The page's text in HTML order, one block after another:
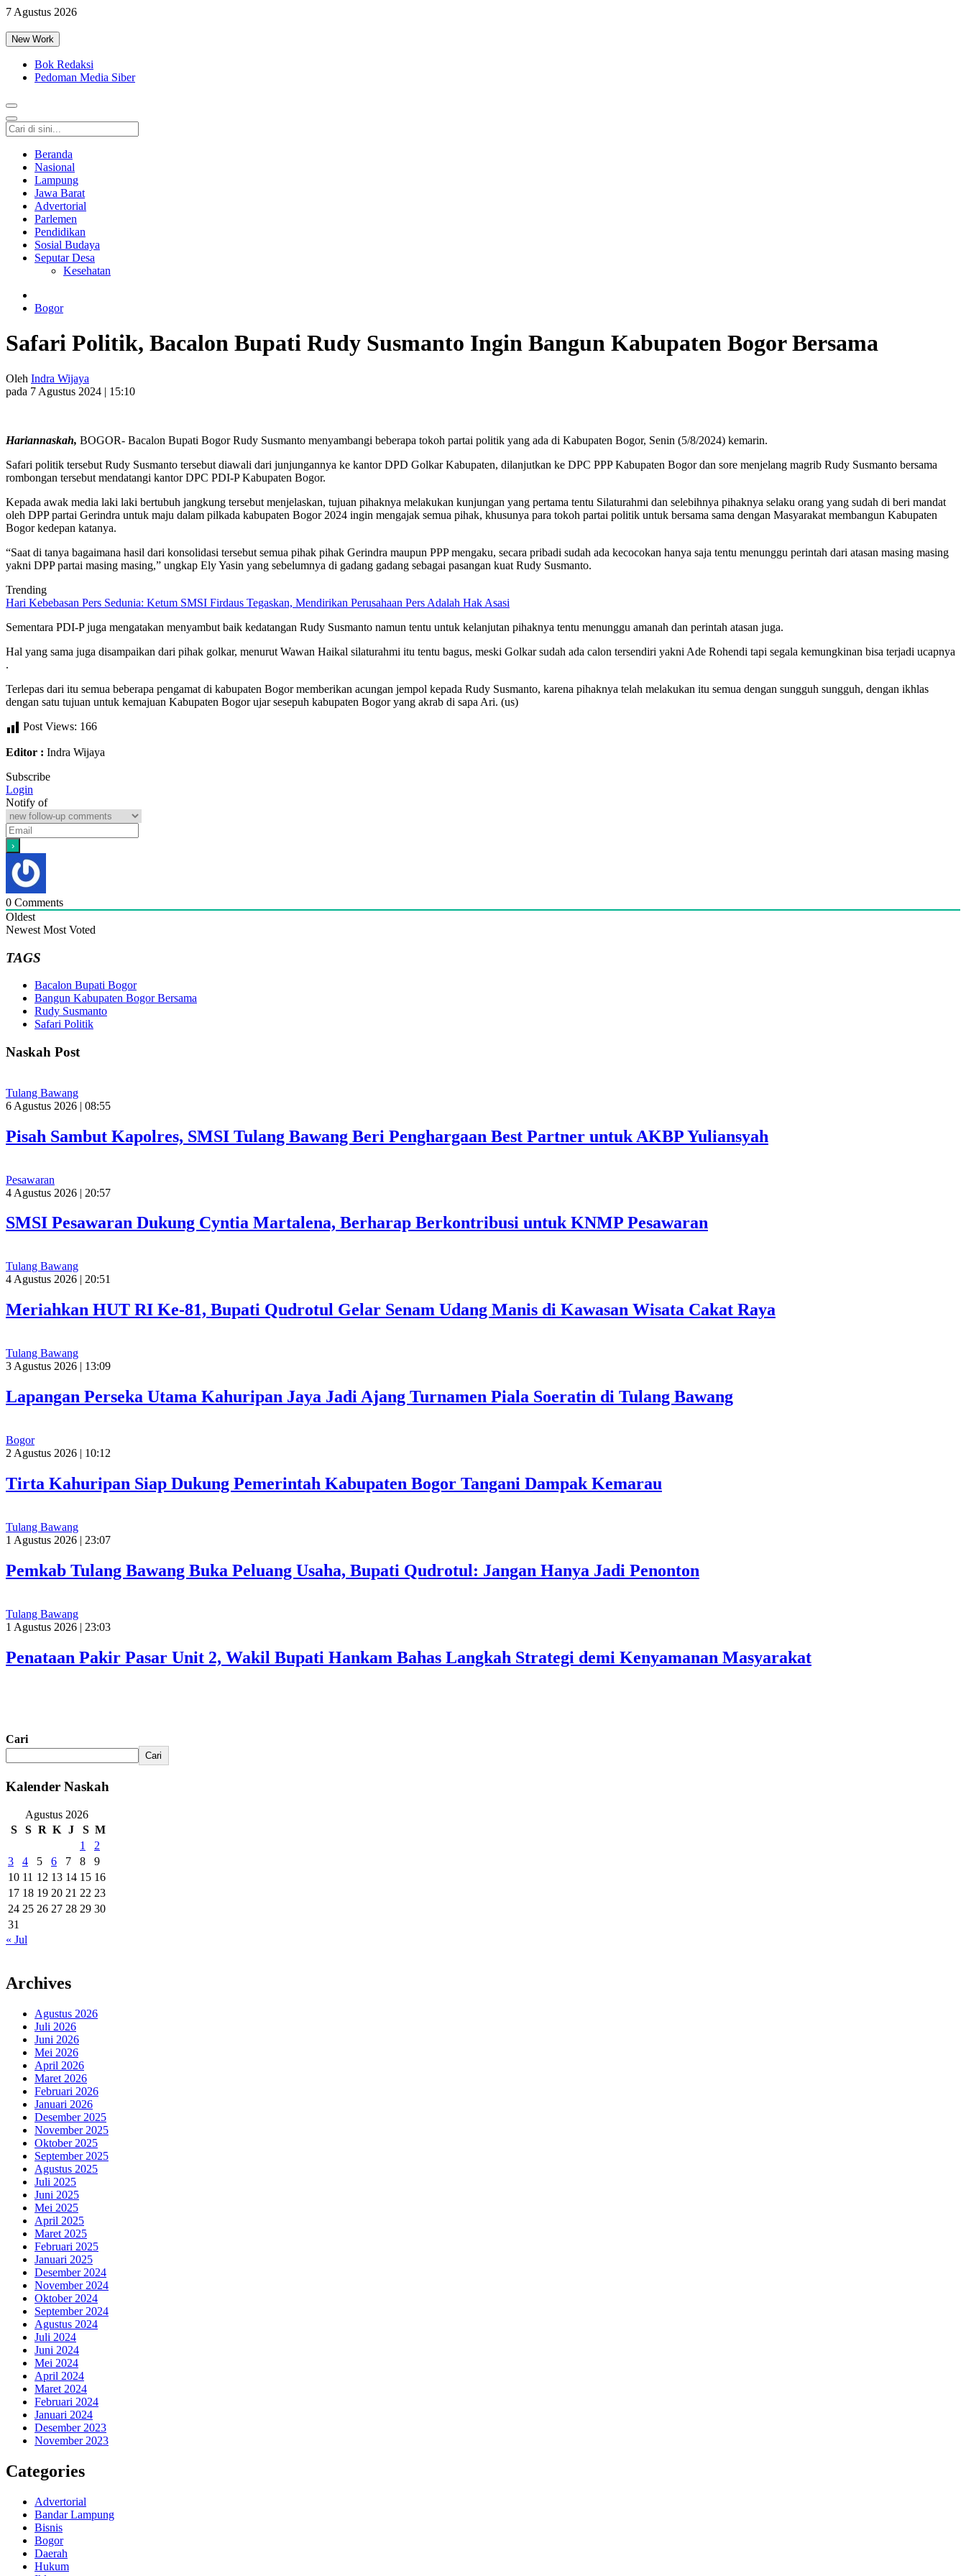
7 Agustus 2026
New Work
Bok Redaksi
Pedoman Media Siber
Beranda
Nasional
Lampung
Jawa Barat
Advertorial
Parlemen
Pendidikan
Sosial Budaya
Seputar Desa
Kesehatan
Bogor
Safari Politik, Bacalon Bupati Rudy Susmanto Ingin Bangun Kabupaten Bogor Bersama
Oleh Indra Wijaya
pada 7 Agustus 2024 | 15:10
Hariannaskah, BOGOR- Bacalon Bupati Bogor Rudy Susmanto menyambangi beberapa tokoh partai politik yang ada di Kabupaten Bogor, Senin (5/8/2024) kemarin.
Safari politik tersebut Rudy Susmanto tersebut diawali dari junjungannya ke kantor DPD Golkar Kabupaten, dilanjutkan ke DPC PPP Kabupaten Bogor dan sore menjelang magrib Rudy Susmanto bersama
rombongan tersebut mendatangi kantor DPC PDI-P Kabupaten Bogor.
Kepada awak media laki laki bertubuh jangkung tersebut menjelaskan, tujuan pihaknya melakukan kunjungan yang pertama tentu Silaturahmi dan selebihnya pihaknya selaku orang yang sudah di beri mandat
oleh DPP partai Gerindra untuk maju dalam pilkada kabupaten Bogor 2024 ingin mengajak semua pihak, khusunya para tokoh partai politik untuk bersama sama dengan Masyarakat membangun Kabupaten
Bogor kedepan katanya.
“Saat di tanya bagaimana hasil dari konsolidasi tersebut semua pihak pihak Gerindra maupun PPP mengaku, secara pribadi sudah ada kecocokan hanya saja tentu menunggu perintah dari atasan masing masing
yakni DPP partai masing masing,” ungkap Ely Yasin yang sebelumnya di gadang gadang sebagai pasangan kuat Rudy Susmanto.
Trending
Hari Kebebasan Pers Sedunia: Ketum SMSI Firdaus Tegaskan, Mendirikan Perusahaan Pers Adalah Hak Asasi
Sementara PDI-P juga mengatakan menyambut baik kedatangan Rudy Susmanto namun tentu untuk kelanjutan pihaknya tentu menunggu amanah dan perintah atasan juga.
Hal yang sama juga disampaikan dari pihak golkar, menurut Wawan Haikal silaturahmi itu tentu bagus, meski Golkar sudah ada calon tersendiri yakni Ade Rohendi tapi segala kemungkinan bisa terjadi ucapnya
.
Terlepas dari itu semua beberapa pengamat di kabupaten Bogor memberikan acungan jempol kepada Rudy Susmanto, karena pihaknya telah melakukan itu semua dengan sungguh sungguh, dengan ikhlas
dengan satu tujuan untuk kemajuan Kabupaten Bogor ujar sesepuh kabupaten Bogor yang akrab di sapa Ari. (us)
Post Views: 166
Editor : Indra Wijaya
Subscribe
Login
Notify of
0 Comments
Oldest
Newest Most Voted
TAGS
Bacalon Bupati Bogor
Bangun Kabupaten Bogor Bersama
Rudy Susmanto
Safari Politik
Naskah Post
Tulang Bawang
6 Agustus 2026 | 08:55
Pisah Sambut Kapolres, SMSI Tulang Bawang Beri Penghargaan Best Partner untuk AKBP Yuliansyah
Pesawaran
4 Agustus 2026 | 20:57
SMSI Pesawaran Dukung Cyntia Martalena, Berharap Berkontribusi untuk KNMP Pesawaran
Tulang Bawang
4 Agustus 2026 | 20:51
Meriahkan HUT RI Ke-81, Bupati Qudrotul Gelar Senam Udang Manis di Kawasan Wisata Cakat Raya
Tulang Bawang
3 Agustus 2026 | 13:09
Lapangan Perseka Utama Kahuripan Jaya Jadi Ajang Turnamen Piala Soeratin di Tulang Bawang
Bogor
2 Agustus 2026 | 10:12
Tirta Kahuripan Siap Dukung Pemerintah Kabupaten Bogor Tangani Dampak Kemarau
Tulang Bawang
1 Agustus 2026 | 23:07
Pemkab Tulang Bawang Buka Peluang Usaha, Bupati Qudrotul: Jangan Hanya Jadi Penonton
Tulang Bawang
1 Agustus 2026 | 23:03
Penataan Pakir Pasar Unit 2, Wakil Bupati Hankam Bahas Langkah Strategi demi Kenyamanan Masyarakat
Cari
Cari
Kalender Naskah
Agustus 2026
S
S R K J S M
1
2
3
4 5 6 7 8
9
10 11 12 13 14 15 16
17 18 19 20 21 22 23
24 25 26 27 28 29 30
31
« Jul
Archives
Agustus 2026
Juli 2026
Juni 2026
Mei 2026
April 2026
Maret 2026
Februari 2026
Januari 2026
Desember 2025
November 2025
Oktober 2025
September 2025
Agustus 2025
Juli 2025
Juni 2025
Mei 2025
April 2025
Maret 2025
Februari 2025
Januari 2025
Desember 2024
November 2024
Oktober 2024
September 2024
Agustus 2024
Juli 2024
Juni 2024
Mei 2024
April 2024
Maret 2024
Februari 2024
Januari 2024
Desember 2023
November 2023
Categories
Advertorial
Bandar Lampung
Bisnis
Bogor
Daerah
Hukum